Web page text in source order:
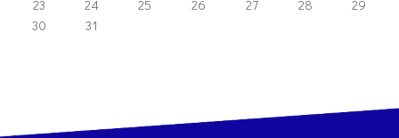
23
24 25 26 27 28
29
30
31